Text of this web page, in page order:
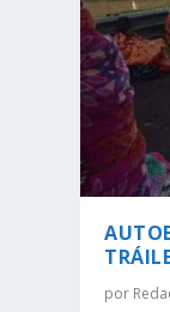
por